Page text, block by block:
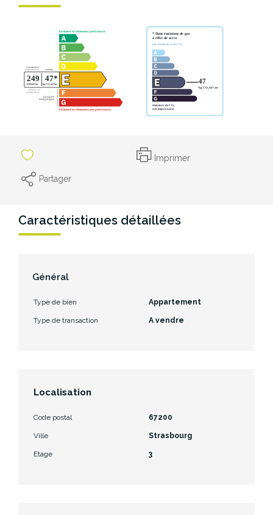
Imprimer
Partager
Caractéristiques détaillées
Général
Type de bien Appartement
Type de transaction A vendre
Localisation
Code postal 67200
Ville Strasbourg
Etage 3